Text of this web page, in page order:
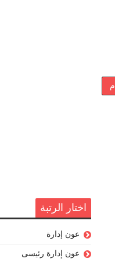
اختار الرتبة
عون إدارة
عون إدارة رئيسى